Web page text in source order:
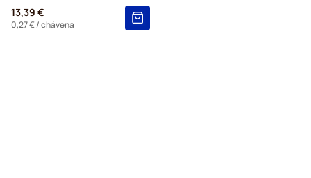
13,39 €
0,27 €/ chávena